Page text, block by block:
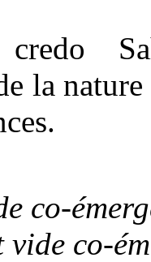
la
co-
vide co-